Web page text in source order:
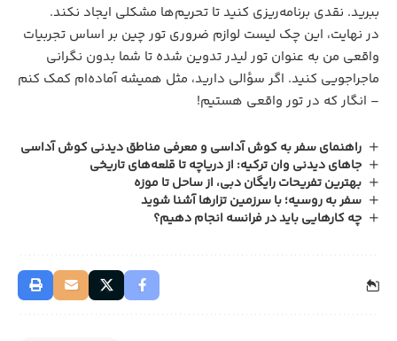
ببرید. نقدی برنامه‌ریزی کنید تا تحریم‌ها مشکلی ایجاد نکند.
در نهایت، این چک لیست لوازم ضروری تور چین بر اساس تجربیات
واقعی من به عنوان تور لیدر تدوین شده تا شما بدون نگرانی
ماجراجویی کنید. اگر سؤالی دارید، مثل همیشه آماده‌ام کمک کنم
– انگار که در تور واقعی هستیم!
راهنمای سفر به کوش آداسی و معرفی مناطق دیدنی کوش آداسی
جاهای دیدنی وان ترکیه: از دریاچه تا قلعه‌های تاریخی
بهترین تفریحات رایگان دبی، از ساحل تا موزه
سفر به روسیه؛ با سرزمین تزارها آشنا شوید
چه کارهایی باید در فرانسه انجام دهیم؟